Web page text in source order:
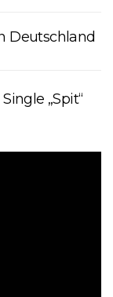
Deutschland
„Spit“